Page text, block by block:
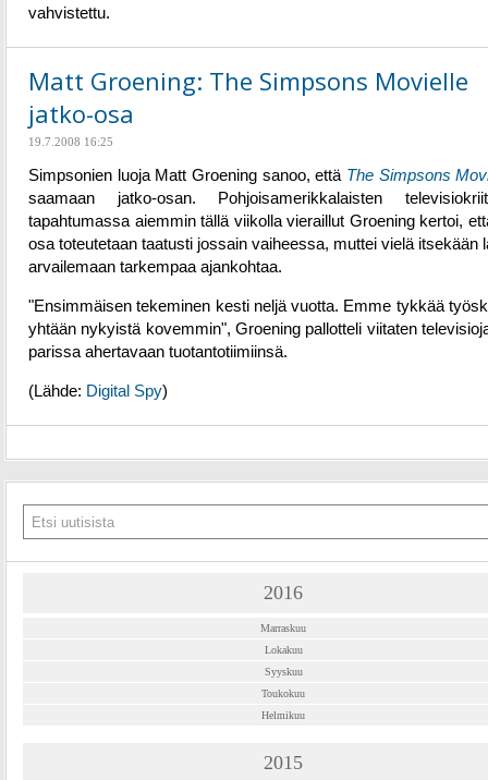
vahvistettu.
Matt Groening: The Simpsons Movielle
jatko-osa
19.7.2008 16:25
Simpsonien luoja Matt Groening sanoo, että The Simpsons
saamaan jatko-osan. Pohjoisamerikkalaisten
tapahtumassa aiemmin tällä viikolla vieraillut Groening kertoi,
osa toteutetaan taatusti jossain vaiheessa, muttei vielä itsekään
arvailemaan tarkempaa ajankohtaa.
"Ensimmäisen tekeminen kesti neljä vuotta. Emme tykkää
yhtään nykyistä kovemmin", Groening pallotteli viitaten
parissa ahertavaan tuotantotiimiinsä.
(Lähde: Digital Spy)
2016
Marraskuu
Lokakuu
Syyskuu
Toukokuu
Helmikuu
2015